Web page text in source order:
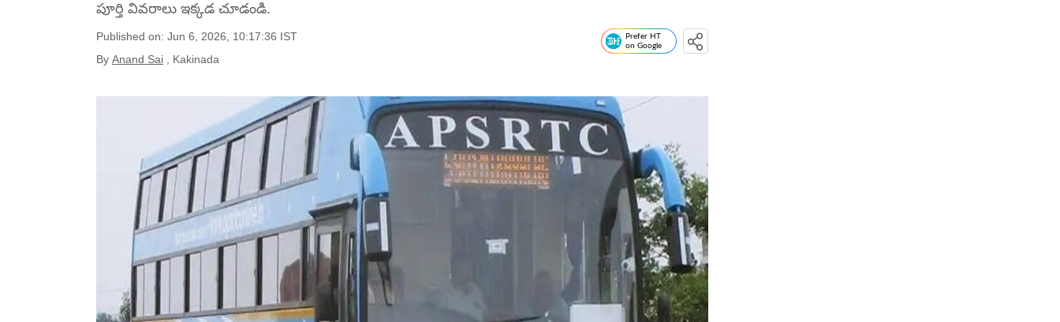
పూర్తి వివరాలు ఇక్కడ చూడండి.
Published on: Jun 6, 2026, 10:17:36 IST
By Anand Sai , Kakinada
Prefer HT
on Google